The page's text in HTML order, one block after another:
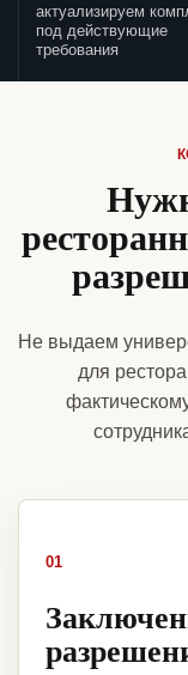
актуализируем
под действующие
требования
Не выдаем
для
01